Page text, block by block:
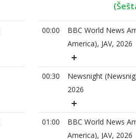
00:00
BBC World News
America), JAV, 2026
00:30
Newsnight
2026
01:00
BBC World News
America), JAV, 2026